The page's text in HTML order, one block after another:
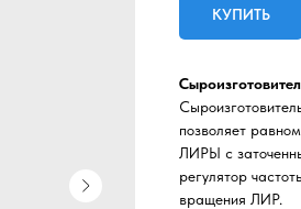
КУПИТЬ
позволяет
ЛИРЫ с
регулятор
вращения ЛИР.